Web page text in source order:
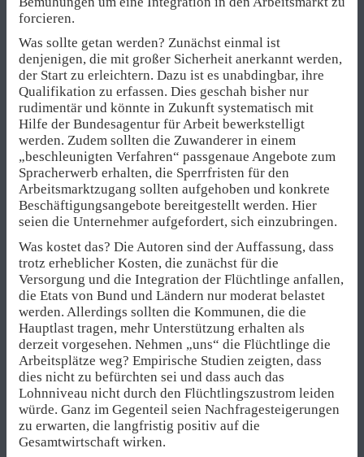
forcieren.
Was sollte getan werden? Zunächst einmal ist
denjenigen, die mit großer Sicherheit anerkannt werden,
der Start zu erleichtern. Dazu ist es unabdingbar, ihre
Qualifikation zu erfassen. Dies geschah bisher nur
rudimentär und könnte in Zukunft systematisch mit
Hilfe der Bundesagentur für Arbeit bewerkstelligt
werden. Zudem sollten die Zuwanderer in einem
„beschleunigten Verfahren“ passgenaue Angebote zum
Spracherwerb erhalten, die Sperrfristen für den
Arbeitsmarktzugang sollten aufgehoben und konkrete
Beschäftigungsangebote bereitgestellt werden. Hier
seien die Unternehmer aufgefordert, sich einzubringen.
Was kostet das? Die Autoren sind der Auffassung, dass
trotz erheblicher Kosten, die zunächst für die
Versorgung und die Integration der Flüchtlinge anfallen,
die Etats von Bund und Ländern nur moderat belastet
werden. Allerdings sollten die Kommunen, die die
Hauptlast tragen, mehr Unterstützung erhalten als
derzeit vorgesehen. Nehmen „uns“ die Flüchtlinge die
Arbeitsplätze weg? Empirische Studien zeigten, dass
dies nicht zu befürchten sei und dass auch das
Lohnniveau nicht durch den Flüchtlingszustrom leiden
würde. Ganz im Gegenteil seien Nachfragesteigerungen
zu erwarten, die langfristig positiv auf die
Gesamtwirtschaft wirken.